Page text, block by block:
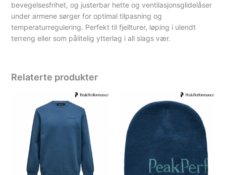
bevegelsesfrihet, og justerbar hette og ventilasjonsglidelåser
under armene sørger for optimal tilpasning og
temperaturregulering. Perfekt til fjellturer, løping i ulendt
terreng eller som pålitelig ytterlag i all slags vær.
Relaterte produkter